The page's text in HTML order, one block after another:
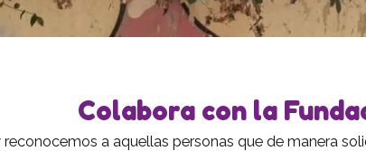
Colabora con la
a aquellas personas que de manera